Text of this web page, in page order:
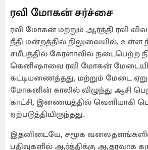
தெரிவித்தவர்களுக்கு கெனிஷா
வந்தார்.